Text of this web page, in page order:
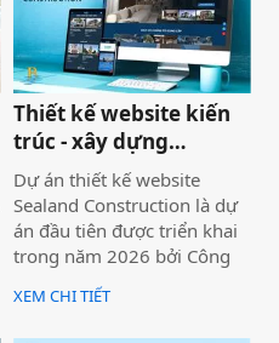
thực tế.
Thiết kế website kiến
trúc - xây dựng
Sealand Construction
Dự án thiết kế website
Sealand Construction là dự
án đầu tiên được triển khai
trong năm 2026 bởi Công
ty Thiết kế Website Biển
Vàng, mang ý nghĩa mở đầu
XEM CHI TIẾT